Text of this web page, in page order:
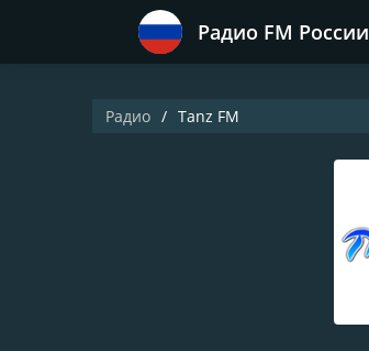
Радио FM России
Радио Tanz FM